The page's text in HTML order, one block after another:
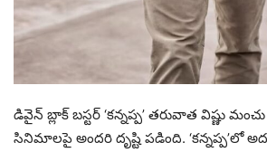
డివైన్ బ్లాక్ బస్టర్ ‘కన్నప్ప’ తరువాత విష్ణు
సినిమాలపై అందరి దృష్టి పడింది. ‘కన్నప్ప’లో